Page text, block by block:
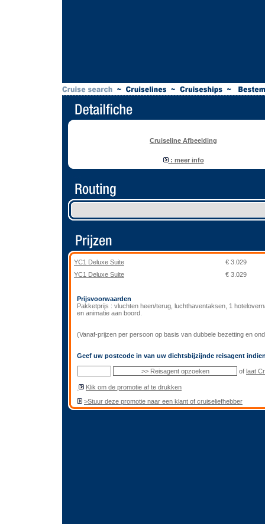
Cruiseline Afbeelding
: meer info
YC1 Deluxe Suite
€ 3.029
YC1 Deluxe Suite
€ 3.029
Prijsvoorwaarden
Pakketprijs : vluchten heen/terug, luchthaventaksen, 1
en animatie aan boord.
(Vanaf-prijzen per persoon op basis van dubbele bezetting en
Geef uw postcode in van uw dichtsbijzijnde reisagent
of laat
Klik om de promotie af te drukken
>Stuur deze promotie naar een klant of cruiseliefhebber